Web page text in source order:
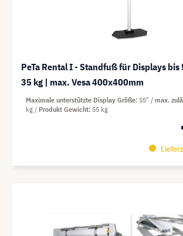
PeTa Rental I - Standfuß für Displays
35 kg | max. Vesa 400x400mm
Maximale unterstützte Display Größe 55" max.
kg
Produkt Gewicht 55 kg